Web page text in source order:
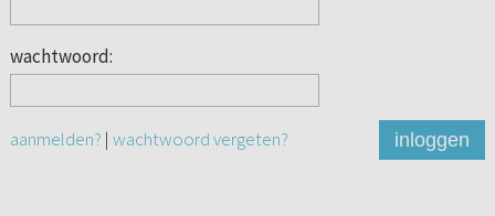
wachtwoord:
aanmelden? | wachtwoord vergeten? inloggen